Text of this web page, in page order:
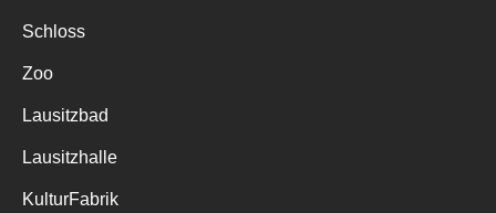
Schloss
Zoo
Lausitzbad
Lausitzhalle
KulturFabrik